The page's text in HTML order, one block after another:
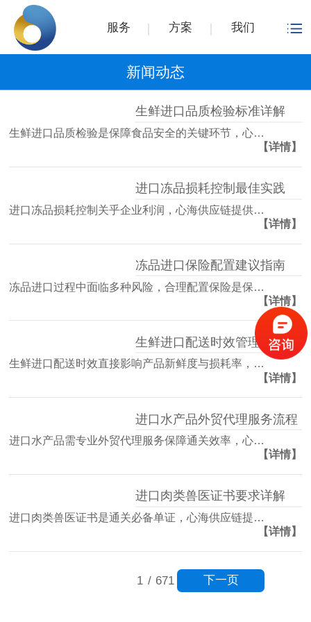
服务 方案 我们
新闻动态
生鲜进口品质检验标准详解
生鲜进口品质检验是保障食品安全的关键环节，心…
【详情】
进口冻品损耗控制最佳实践
进口冻品损耗控制关乎企业利润，心海供应链提供…
【详情】
冻品进口保险配置建议指南
冻品进口过程中面临多种风险，合理配置保险是保…
【详情】
生鲜进口配送时效管理方案
生鲜进口配送时效直接影响产品新鲜度与损耗率，…
【详情】
进口水产品外贸代理服务流程
进口水产品需专业外贸代理服务保障通关效率，心…
【详情】
进口肉类兽医证书要求详解
进口肉类兽医证书是通关必备单证，心海供应链提…
【详情】
1 / 671 下一页